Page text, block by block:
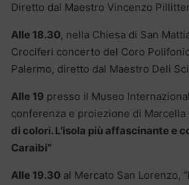
Diretto dal Maestro Vincenzo
Alle 18.30, nella Chiesa di San
Crociferi concerto del Coro
Palermo, diretto dal Maestro Deli
Alle 19 presso il Museo
conferenza e proiezione di Marcella
di colori. L’isola più affascinante e
Caraibi”
Alle 19.30 al Mercato San Lorenzo, “